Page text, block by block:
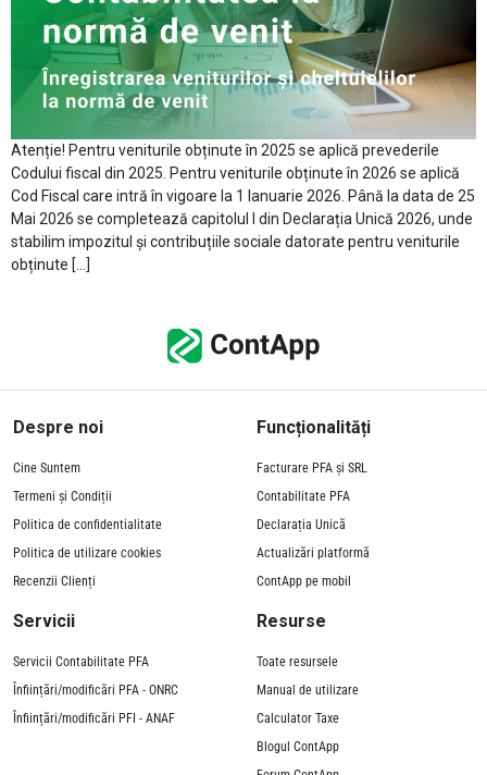
Atenție! Pentru veniturile obținute în 2025 se aplică prevederile
Codului fiscal din 2025. Pentru veniturile obținute în 2026 se aplică
Cod Fiscal care intră în vigoare la 1 Ianuarie 2026. Până la data de 25
Mai 2026 se completează capitolul I din Declarația Unică 2026, unde
stabilim impozitul și contribuțiile sociale datorate pentru veniturile
obținute […]
Despre noi
Cine Suntem
Termeni și Condiții
Politica de confidentialitate
Politica de utilizare cookies
Recenzii Clienți
Funcționalități
Facturare PFA și SRL
Contabilitate PFA
Declarația Unică
Actualizări platformă
ContApp pe mobil
Servicii
Servicii Contabilitate PFA
Înființări/modificări PFA - ONRC
Înființări/modificări PFI - ANAF
Resurse
Toate resursele
Manual de utilizare
Calculator Taxe
Blogul ContApp